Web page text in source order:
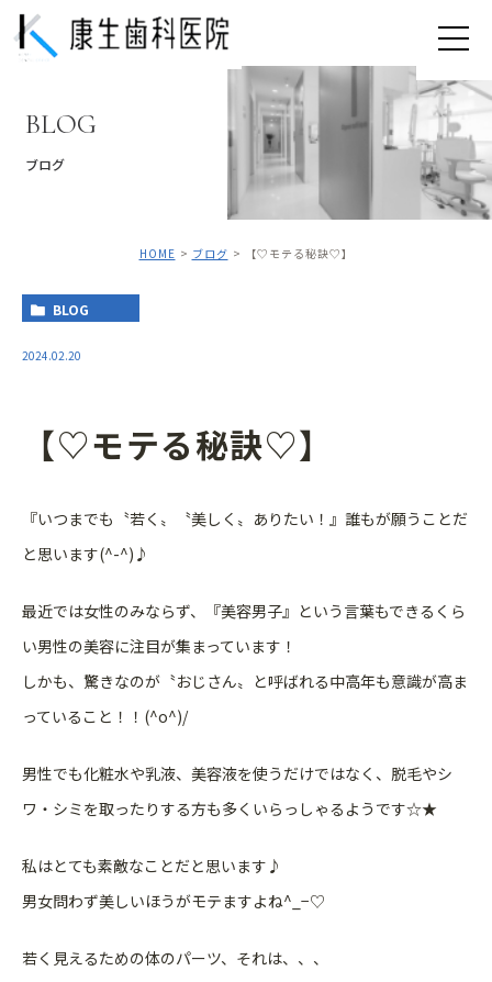
BLOG
ブログ
HOME ブログ 【♡モテる秘訣♡】
BLOG
2024.02.20
【♡モテる秘訣♡】
『いつまでも〝若く〟〝美しく〟ありたい！』誰もが願うことだ
と思います(^-^)♪
最近では女性のみならず、『美容男子』という言葉もできるくら
い男性の美容に注目が集まっています！
しかも、驚きなのが〝おじさん〟と呼ばれる中高年も意識が高ま
っていること！！(^o^)/
男性でも化粧水や乳液、美容液を使うだけではなく、脱毛やシ
ワ・シミを取ったりする方も多くいらっしゃるようです☆★
私はとても素敵なことだと思います♪
男女問わず美しいほうがモテますよね^_−♡
若く見えるための体のパーツ、それは、、、